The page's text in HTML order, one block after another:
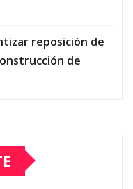
reposición de
de